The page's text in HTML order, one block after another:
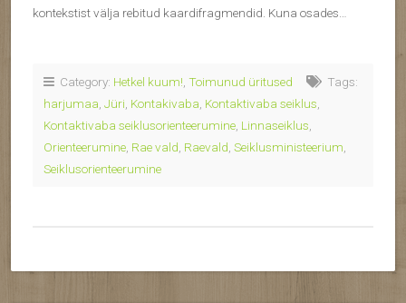
kontekstist välja rebitud kaardifragmendid. Kuna osades…
Category: Hetkel kuum! Toimunud üritused
Tags:
harjumaa Jüri Kontakivaba Kontaktivaba seiklus
Kontaktivaba seiklusorienteerumine Linnaseiklus
Orienteerumine Rae vald Raevald Seiklusministeerium
Seiklusorienteerumine